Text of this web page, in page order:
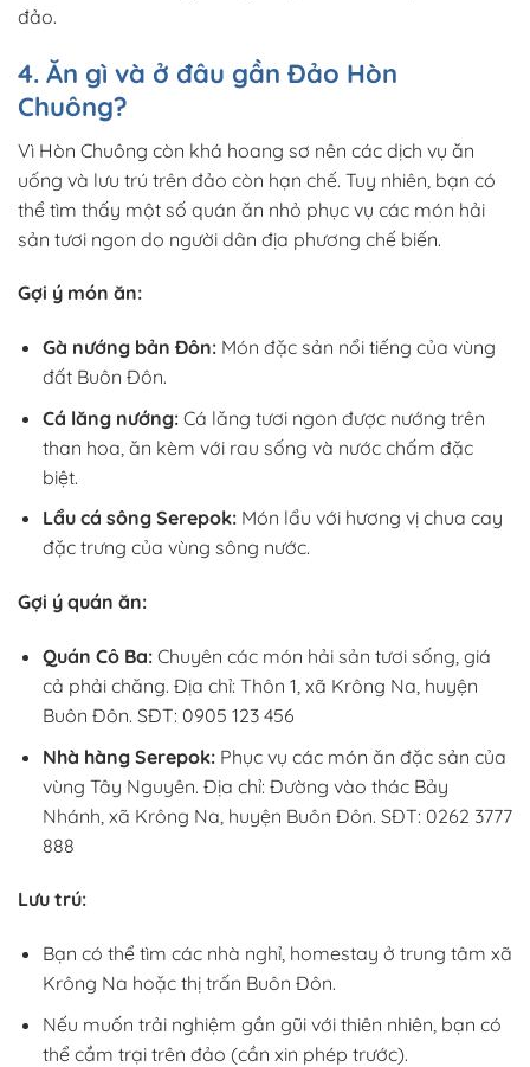
đảo.
4. Ăn gì và ở đâu gần Đảo Hòn
Chuông?
Vì Hòn Chuông còn khá hoang sơ nên các dịch vụ ăn
uống và lưu trú trên đảo còn hạn chế. Tuy nhiên, bạn có
thể tìm thấy một số quán ăn nhỏ phục vụ các món hải
sản tươi ngon do người dân địa phương chế biến.
Gợi ý món ăn:
Gà nướng bản Đôn:Món đặc sản nổi tiếng của vùng
đất Buôn Đôn.
Cá lăng nướng:Cá lăng tươi ngon được nướng trên
than hoa, ăn kèm với rau sống và nước chấm đặc
biệt.
Lẩu cá sông Serepok:Món lẩu với hương vị chua cay
đặc trưng của vùng sông nước.
Gợi ý quán ăn:
Quán Cô Ba:Chuyên các món hải sản tươi sống, giá
cả phải chăng. Địa chỉ: Thôn 1, xã Krông Na, huyện
Buôn Đôn. SĐT: 0905 123 456
Nhà hàng Serepok:Phục vụ các món ăn đặc sản của
vùng Tây Nguyên. Địa chỉ: Đường vào thác Bảy
Nhánh, xã Krông Na, huyện Buôn Đôn. SĐT: 0262 3777
888
Lưu trú:
Bạn có thể tìm các nhà nghỉ, homestay ở trung tâm xã
Krông Na hoặc thị trấn Buôn Đôn.
Nếu muốn trải nghiệm gần gũi với thiên nhiên, bạn có
thể cắm trại trên đảo (cần xin phép trước).